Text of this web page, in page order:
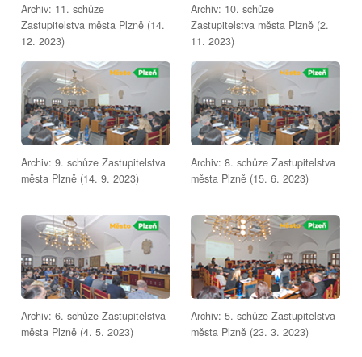
Archiv: 11. schůze
Zastupitelstva města Plzně (14.
12. 2023)
Archiv: 10. schůze
Zastupitelstva města Plzně (2.
11. 2023)
Archiv: 9. schůze Zastupitelstva
města Plzně (14. 9. 2023)
Archiv: 8. schůze Zastupitelstva
města Plzně (15. 6. 2023)
Archiv: 6. schůze Zastupitelstva
města Plzně (4. 5. 2023)
Archiv: 5. schůze Zastupitelstva
města Plzně (23. 3. 2023)